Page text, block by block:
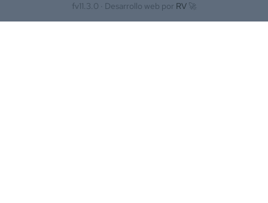
fv11.3.0 · Desarrollo web por RV 🚀